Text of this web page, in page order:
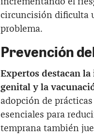
circuncisión dificulta
problema.
Prevención
Expertos destacan
genital y la
adopción de
esenciales para
temprana también